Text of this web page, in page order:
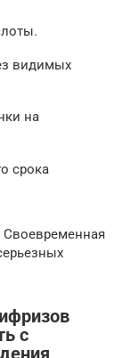
видимых
на
срока
Своевременная
с